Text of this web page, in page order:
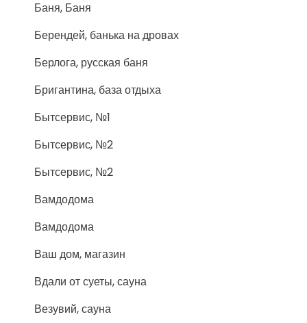
Баня, Баня
Берендей, банька на дровах
Берлога, русская баня
Бригантина, база отдыха
Бытсервис, №1
Бытсервис, №2
Бытсервис, №2
Вамдодома
Вамдодома
Ваш дом, магазин
Вдали от суеты, сауна
Везувий, сауна